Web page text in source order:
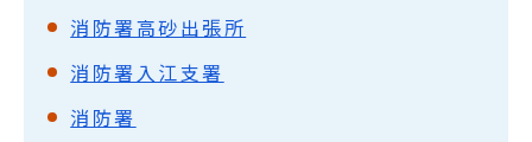
消防署高砂出張所
消防署入江支署
消防署